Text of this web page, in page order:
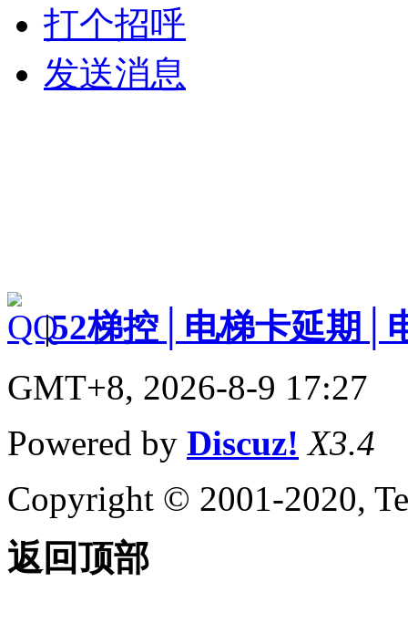
打个招呼
发送消息
|52梯控│电梯卡延期│
GMT+8, 2026-8-9 17:27
Powered by Discuz! X3.4
Copyright © 2001-2020,
返回顶部